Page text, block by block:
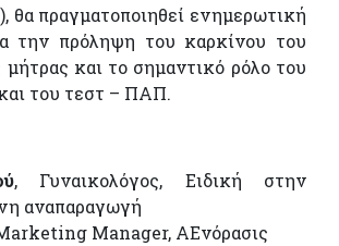
θα πραγματοποιηθεί ενημερωτική
την πρόληψη του καρκίνου του
και το σημαντικό ρόλο του
του τεστ – ΠΑΠ.
, Γυναικολόγος, Ειδική στην
αναπαραγωγή
Manager, ΑΕνόρασις